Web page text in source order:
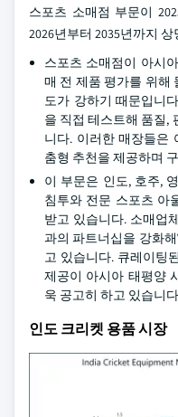
스포츠 소매점 부문이
2026년부터 2035년까지
스포츠 소매점이 아시
매 전 제품 평가를 위해
도가 강하기 때문입니
을 직접 테스트해 품질,
니다. 이러한 매장들은
춤형 추천을 제공하며
이 부문은 인도, 호주,
침투와 전문 스포츠 아
받고 있습니다. 소매업
과의 파트너십을 강화
고 있습니다. 큐레이팅
제공이 아시아 태평양
욱 공고히 하고 있습니
인도 크리켓 용품 시장